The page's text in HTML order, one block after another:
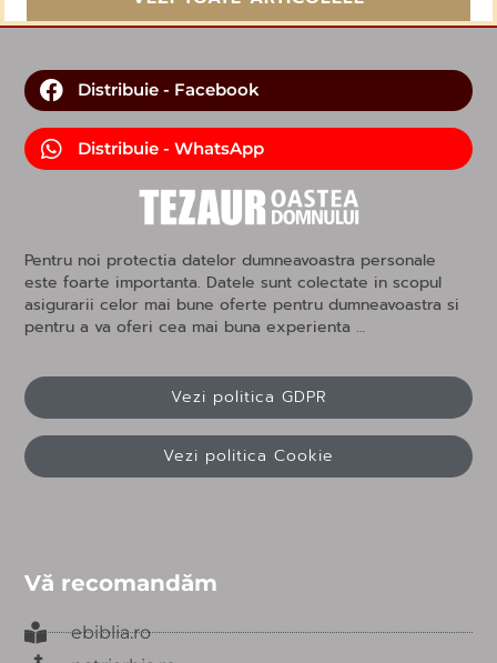
Distribuie - Facebook
Distribuie - WhatsApp
Pentru noi protectia datelor dumneavoastra personale
este foarte importanta. Datele sunt colectate in scopul
asigurarii celor mai bune oferte pentru dumneavoastra si
pentru a va oferi cea mai buna experienta …
Vezi politica GDPR
Vezi politica Cookie
Vă recomandăm
ebiblia.ro